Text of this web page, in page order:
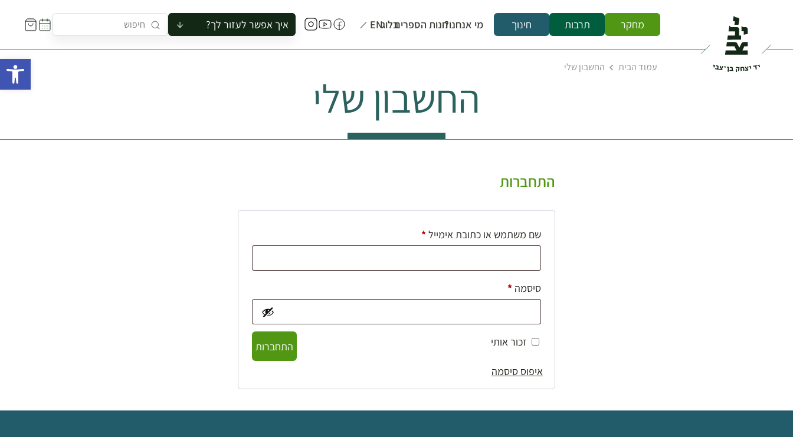
מחקר תרבות חינוך מי אנחנו?חנות הספריםבלוגEN איך אפשר לעזור לך?
להזמין סיור לקבוצה
לתאם ביקור בצריף
עמוד הבית החשבון שלי
החשבון שלי
התחברות
שם משתמש או כתובת אימייל*חובה
סיסמה*חובה
זכור אותי
התחברות
איפוס סיסמה